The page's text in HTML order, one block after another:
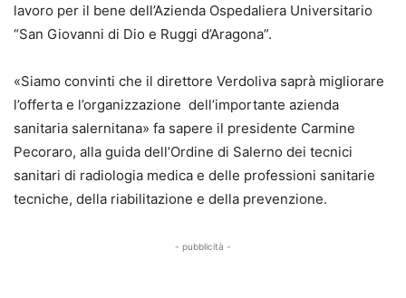
lavoro per il bene dell’Azienda Ospedaliera Universitario
“San Giovanni di Dio e Ruggi d’Aragona”.
«Siamo convinti che il direttore Verdoliva saprà migliorare
l’offerta e l’organizzazione dell’importante azienda
sanitaria salernitana» fa sapere il presidente Carmine
Pecoraro, alla guida dell’Ordine di Salerno dei tecnici
sanitari di radiologia medica e delle professioni sanitarie
tecniche, della riabilitazione e della prevenzione.
- pubblicità -